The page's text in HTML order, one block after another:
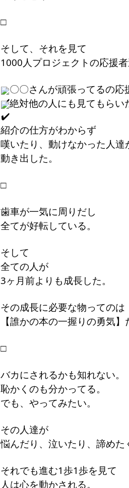
□
そして、それを見て
1000人プロジェクトの応援者
〇〇さんが頑張ってるの応
絶対他の人にも見てもらい
紹介の仕方がわからず
嘆いたり、動けなかった人達
動き出した。
□
歯車が一気に周りだし
全てが好転している。
そして
全ての人が
3ヶ月前よりも成長した。
その成長に必要な物ってのは
【誰かの本の一握りの勇気】
□
バカにされるかも知れない。
恥かくのも分かってる。
でも、やってみたい。
その人達が
悩んだり、泣いたり、諦めた
それでも進む1歩1歩を見て
人は心を動かされる。